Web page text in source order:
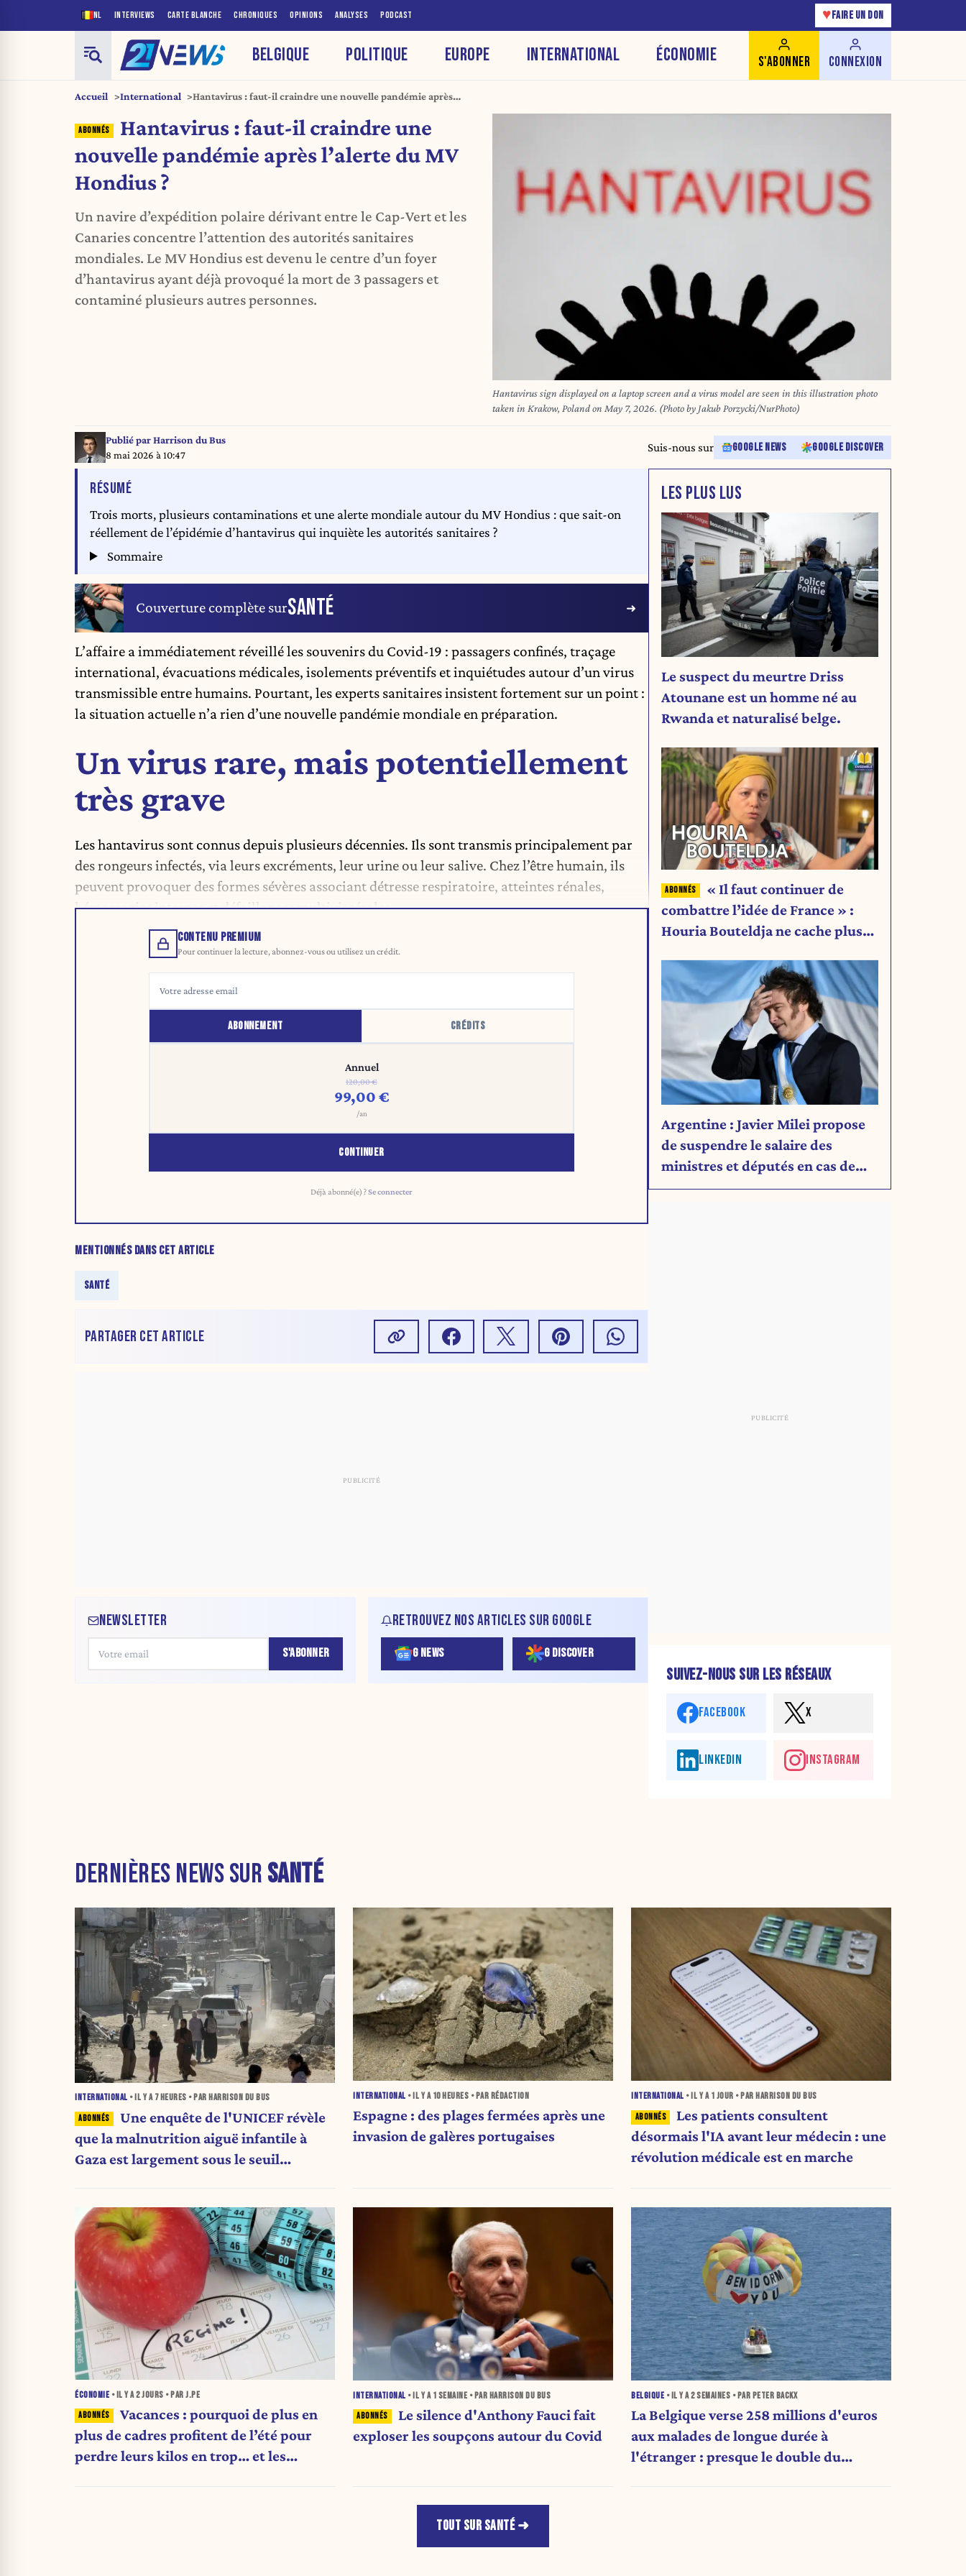
NL INTERVIEWS CARTE BLANCHE CHRONIQUES OPINIONS ANALYSES PODCAST ♥ FAIRE UN DON
BELGIQUE POLITIQUE EUROPE INTERNATIONAL ÉCONOMIE S'ABONNER CONNEXION
Accueil International
Hantavirus : faut-il craindre une nouvelle pandémie après
Hantavirus : faut-il craindre une
nouvelle pandémie après l’alerte du MV
Hondius ?
Un navire d’expédition polaire dérivant entre le Cap-Vert et les
Canaries concentre l’attention des autorités sanitaires
mondiales. Le MV Hondius est devenu le centre d’un foyer
d’hantavirus ayant déjà provoqué la mort de 3 passagers et
contaminé plusieurs autres personnes.
Hantavirus sign displayed on a laptop screen and a virus model are seen in this illustration photo
taken in Krakow, Poland on May 7, 2026. (Photo by Jakub Porzycki/NurPhoto)
Publié parHarrison du Bus
8 mai 2026 à 10:47
Suis-nous sur GOOGLE NEWS GOOGLE DISCOVER
RÉSUMÉDE L'ARTICLE
Trois morts, plusieurs contaminations et une alerte mondiale autour du MV Hondius : que sait-on
réellement de l’épidémie d’hantavirus qui inquiète les autorités sanitaires ?
Sommaire
Couverture complète surSANTÉ
L’affaire a immédiatementréveillé les souvenirs du Covid-19 : passagers confinés, traçage
international, évacuations médicales, isolements préventifs et inquiétudes autour d’un virus
transmissible entre humains. Pourtant, les experts sanitaires insistent fortement sur un point :
la situation actuelle n’a rien d’une nouvelle pandémie mondiale en préparation.
Un virus rare, mais potentiellement
très grave
Les hantavirus sont connus depuis plusieurs décennies. Ils sont transmis principalement par
des rongeurs infectés, via leurs excréments, leur urine ou leur salive. Chez l’être humain, ils
peuvent provoquer des formes sévères associant détresse respiratoire, atteintes rénales,
hémorragies internes et défaillances multiviscérales.
CONTENU PREMIUM
Pour continuer la lecture, abonnez-vous ou utilisez un crédit.
ABONNEMENT CRÉDITS
Annuel
120,00 €
99,00 €
/an
CONTINUER
Déjà abonné(e) ?Se connecter
MENTIONNÉS DANS CET ARTICLE
SANTÉ
PARTAGER CET ARTICLE
NEWSLETTER
S'ABONNER
RETROUVEZ NOS ARTICLES SUR GOOGLE
G NEWS G DISCOVER
LES PLUS LUS
Le suspect du meurtre Driss
Atounane est un homme né au
Rwanda et naturalisé belge.
« Il faut continuer de
combattre l’idée de France » :
Houria Bouteldja ne cache plus
Argentine : Javier Milei propose
de suspendre le salaire des
ministres et députés en cas de
déficit budgétaire
SUIVEZ-NOUS SUR LES RÉSEAUX
FACEBOOK X
LINKEDIN INSTAGRAM
DERNIÈRES NEWS SUR SANTÉ
INTERNATIONAL • IL Y A 7 HEURES • PAR HARRISON DU BUS
Une enquête de l'UNICEF révèle
que la malnutrition aiguë infantile à
Gaza est largement sous le seuil
INTERNATIONAL • IL Y A 10 HEURES • PAR RÉDACTION
Espagne : des plages fermées après une
invasion de galères portugaises
INTERNATIONAL • IL Y A 1 JOUR • PAR HARRISON DU BUS
Les patients consultent
désormais l'IA avant leur médecin : une
révolution médicale est en marche
ÉCONOMIE • IL Y A2 JOURS • PAR J.PE
Vacances : pourquoi de plus en
plus de cadres profitent de l’été pour
perdre leurs kilos en trop… et les
INTERNATIONAL • IL Y A 1 SEMAINE • PAR HARRISON DU BUS
Le silence d'Anthony Fauci fait
exploser les soupçons autour du Covid
BELGIQUE • IL Y A2 SEMAINES • PAR PETER BACKX
La Belgique verse 258 millions d'euros
aux malades de longue durée à
l'étranger : presque le double du
TOUT SUR SANTÉ